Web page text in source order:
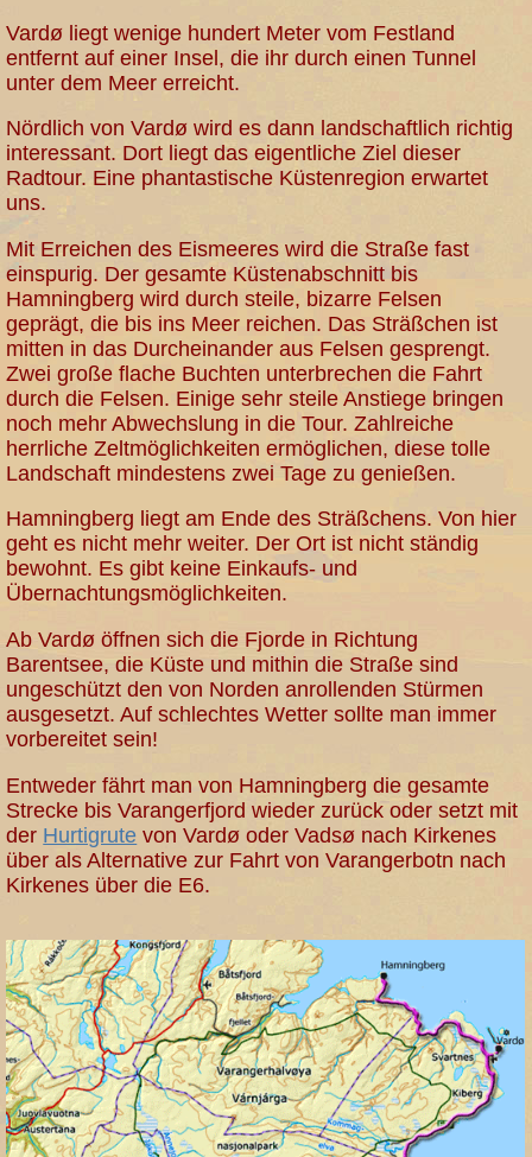
Vardø liegt wenige hundert Meter vom Festland
entfernt auf einer Insel, die ihr durch einen Tunnel
unter dem Meer erreicht.
Nördlich von Vardø wird es dann landschaftlich richtig
interessant. Dort liegt das eigentliche Ziel dieser
Radtour. Eine phantastische Küstenregion erwartet
uns.
Mit Erreichen des Eismeeres wird die Straße fast
einspurig. Der gesamte Küstenabschnitt bis
Hamningberg wird durch steile, bizarre Felsen
geprägt, die bis ins Meer reichen. Das Sträßchen ist
mitten in das Durcheinander aus Felsen gesprengt.
Zwei große flache Buchten unterbrechen die Fahrt
durch die Felsen. Einige sehr steile Anstiege bringen
noch mehr Abwechslung in die Tour. Zahlreiche
herrliche Zeltmöglichkeiten ermöglichen, diese tolle
Landschaft mindestens zwei Tage zu genießen.
Hamningberg liegt am Ende des Sträßchens. Von hier
geht es nicht mehr weiter. Der Ort ist nicht ständig
bewohnt. Es gibt keine Einkaufs- und
Übernachtungsmöglichkeiten.
Ab Vardø öffnen sich die Fjorde in Richtung
Barentsee, die Küste und mithin die Straße sind
ungeschützt den von Norden anrollenden Stürmen
ausgesetzt. Auf schlechtes Wetter sollte man immer
vorbereitet sein!
Entweder fährt man von Hamningberg die gesamte
Strecke bis Varangerfjord wieder zurück oder setzt mit
der Hurtigrute von Vardø oder Vadsø nach Kirkenes
über als Alternative zur Fahrt von Varangerbotn nach
Kirkenes über die E6.